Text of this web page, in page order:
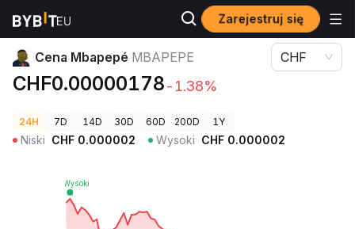
Zarejestruj się
Ceny kryptowalut Cena Mbapepé MBAPEPE
Cena Mbapepé MBAPEPE
CHF0.00000178-1.38%
CHF
24H 7D 14D 30D 60D 200D 1Y
Niski CHF 0.000002 Wysoki CHF 0.000002